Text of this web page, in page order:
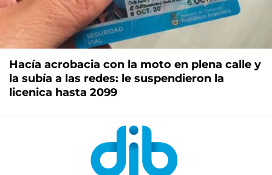
Hacía acrobacia con la moto en plena calle y
la subía a las redes: le suspendieron la
licenica hasta 2099